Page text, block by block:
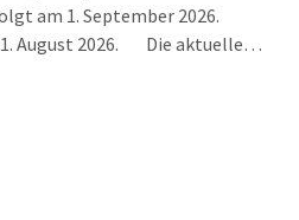
am 1. September 2026.
August 2026. Die aktuelle…